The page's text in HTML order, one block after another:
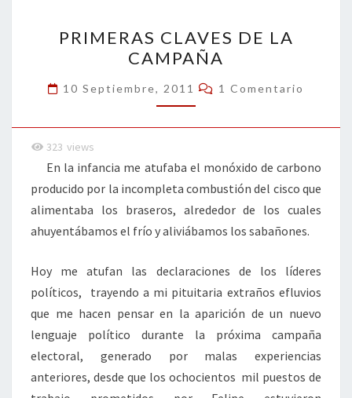
o
k
n
ar
tir
CLAVES
DE
LA
CAMPAÑA
PRIMERAS CLAVES DE LA
CAMPAÑA
10 Septiembre, 2011 Comentarios
1 Comentario
323 views
En la infancia me atufaba el monóxido de carbono
producido por la incompleta combustión del cisco que
alimentaba los braseros, alrededor de los cuales
ahuyentábamos el frío y aliviábamos los sabañones.
Hoy me atufan las declaraciones de los líderes
políticos, trayendo a mi pituitaria extraños efluvios
que me hacen pensar en la aparición de un nuevo
lenguaje político durante la próxima campaña
electoral, generado por malas experiencias
anteriores, desde que los ochocientos mil puestos de